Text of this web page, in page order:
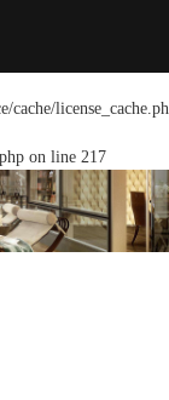
on line 217